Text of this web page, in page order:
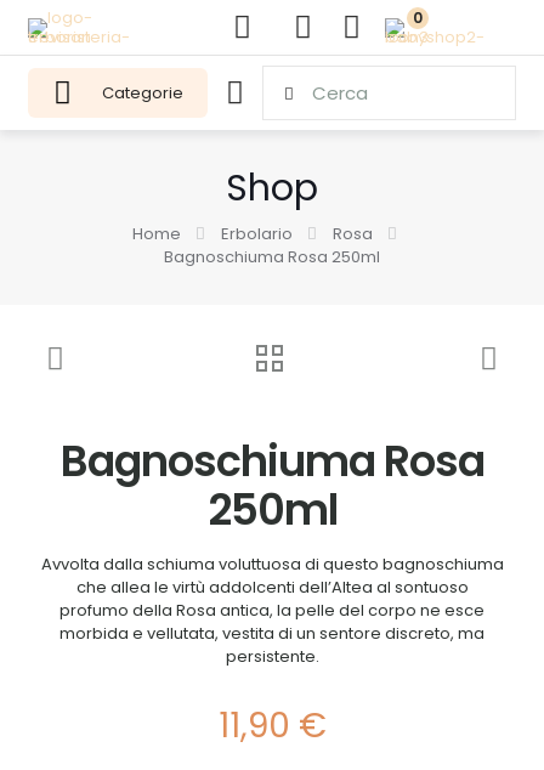
0
Categorie
Shop
Home Erbolario
Rosa
Bagnoschiuma Rosa 250ml
Bagnoschiuma Rosa
250ml
Avvolta dalla schiuma voluttuosa di questo bagnoschiuma
che allea le virtù addolcenti dell’Altea al sontuoso
profumo della Rosa antica, la pelle del corpo ne esce
morbida e vellutata, vestita di un sentore discreto, ma
persistente.
11,90 €